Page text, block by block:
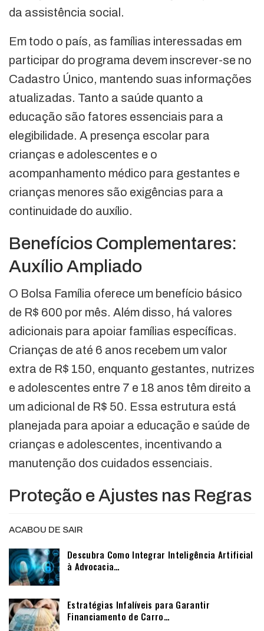
da assistência social.
Em todo o país, as famílias interessadas em
participar do programa devem inscrever-se no
Cadastro Único, mantendo suas informações
atualizadas. Tanto a saúde quanto a
educação são fatores essenciais para a
elegibilidade. A presença escolar para
crianças e adolescentes e o
acompanhamento médico para gestantes e
crianças menores são exigências para a
continuidade do auxílio.
Benefícios Complementares:
Auxílio Ampliado
O Bolsa Família oferece um benefício básico
de R$ 600 por mês. Além disso, há valores
adicionais para apoiar famílias específicas.
Crianças de até 6 anos recebem um valor
extra de R$ 150, enquanto gestantes, nutrizes
e adolescentes entre 7 e 18 anos têm direito a
um adicional de R$ 50. Essa estrutura está
planejada para apoiar a educação e saúde de
crianças e adolescentes, incentivando a
manutenção dos cuidados essenciais.
Proteção e Ajustes nas Regras
ACABOU DE SAIR
Descubra Como Integrar Inteligência Artificial
à Advocacia…
Estratégias Infalíveis para Garantir
Financiamento de Carro…